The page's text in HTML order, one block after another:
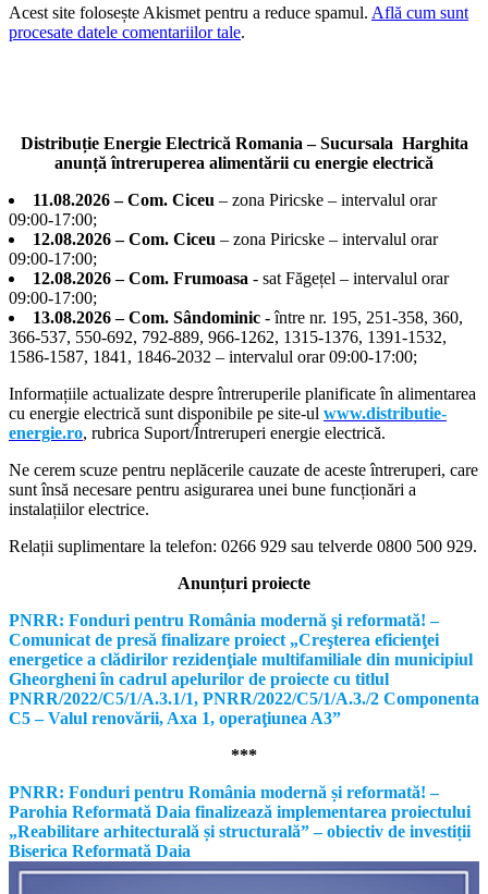
Acest site folosește Akismet pentru a reduce spamul. Află cum sunt
procesate datele comentariilor tale.
Distribuție Energie Electrică Romania – Sucursala Harghita
anunță întreruperea alimentării cu energie electrică
11.08.2026 – Com. Ciceu – zona Piricske – intervalul orar
09:00-17:00;
12.08.2026 – Com. Ciceu – zona Piricske – intervalul orar
09:00-17:00;
12.08.2026 – Com. Frumoasa - sat Făgețel – intervalul orar
09:00-17:00;
13.08.2026 – Com. Sândominic - între nr. 195, 251-358, 360,
366-537, 550-692, 792-889, 966-1262, 1315-1376, 1391-1532,
1586-1587, 1841, 1846-2032 – intervalul orar 09:00-17:00;
Informațiile actualizate despre întreruperile planificate în alimentarea
cu energie electrică sunt disponibile pe site-ul www.distributie-
energie.ro, rubrica Suport/Întreruperi energie electrică.
Ne cerem scuze pentru neplăcerile cauzate de aceste întreruperi, care
sunt însă necesare pentru asigurarea unei bune funcționări a
instalațiilor electrice.
Relații suplimentare la telefon: 0266 929 sau telverde 0800 500 929.
Anunțuri proiecte
PNRR: Fonduri pentru România modernă şi reformată! –
Comunicat de presă finalizare proiect „Creşterea eficienţei
energetice a clădirilor rezidenţiale multifamiliale din municipiul
Gheorgheni în cadrul apelurilor de proiecte cu titlul
PNRR/2022/C5/1/A.3.1/1, PNRR/2022/C5/1/A.3./2 Componenta
C5 – Valul renovării, Axa 1, operaţiunea A3”
***
PNRR: Fonduri pentru România modernă și reformată! –
Parohia Reformată Daia finalizează implementarea proiectului
„Reabilitare arhitecturală și structurală” – obiectiv de investiții
Biserica Reformată Daia